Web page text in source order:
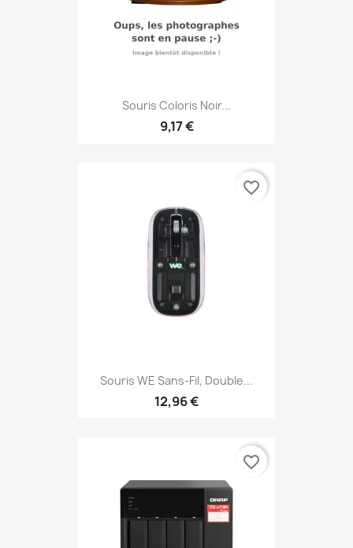
Souris Coloris Noir...
9,17 €
Souris WE Sans-Fil, Double...
12,96 €
favorite_border
favorite_border